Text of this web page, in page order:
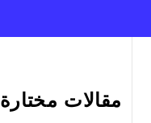
مقالات مختارة